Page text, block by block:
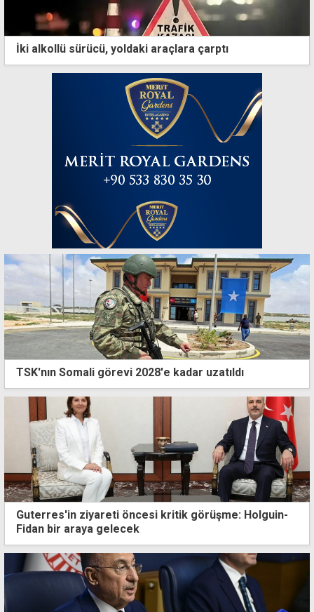
İki alkollü sürücü, yoldaki araçlara çarptı
TSK'nın Somali görevi 2028'e kadar uzatıldı
Guterres'in ziyareti öncesi kritik görüşme: Holguin-
Fidan bir araya gelecek